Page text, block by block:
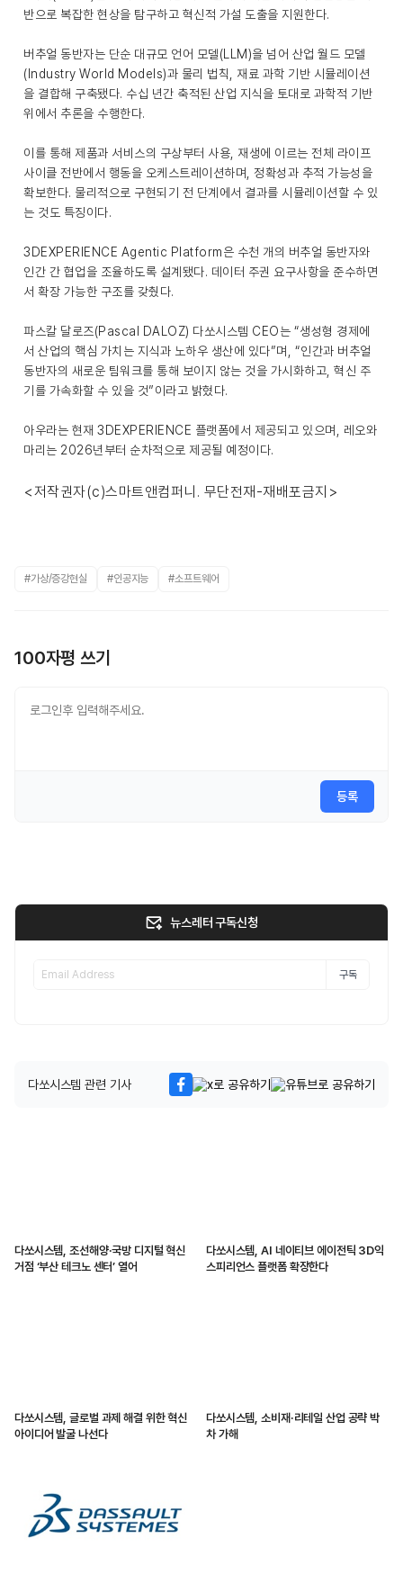
반으로 복잡한 현상을 탐구하고 혁신적 가설 도출을 지원한다.
버추얼 동반자는 단순 대규모 언어 모델(LLM)을 넘어 산업 월드 모델
(Industry World Models)과 물리 법칙, 재료 과학 기반 시뮬레이션
을 결합해 구축됐다. 수십 년간 축적된 산업 지식을 토대로 과학적 기반
위에서 추론을 수행한다.
이를 통해 제품과 서비스의 구상부터 사용, 재생에 이르는 전체 라이프
사이클 전반에서 행동을 오케스트레이션하며, 정확성과 추적 가능성을
확보한다. 물리적으로 구현되기 전 단계에서 결과를 시뮬레이션할 수 있
는 것도 특징이다.
3DEXPERIENCE Agentic Platform은 수천 개의 버추얼 동반자와
인간 간 협업을 조율하도록 설계됐다. 데이터 주권 요구사항을 준수하면
서 확장 가능한 구조를 갖췄다.
파스칼 달로즈(Pascal DALOZ) 다쏘시스템 CEO는 “생성형 경제에
서 산업의 핵심 가치는 지식과 노하우 생산에 있다”며, “인간과 버추얼
동반자의 새로운 팀워크를 통해 보이지 않는 것을 가시화하고, 혁신 주
기를 가속화할 수 있을 것”이라고 밝혔다.
아우라는 현재 3DEXPERIENCE 플랫폼에서 제공되고 있으며, 레오와
마리는 2026년부터 순차적으로 제공될 예정이다.
<저작권자(c)스마트앤컴퍼니. 무단전재-재배포금지>
#가상/증강현실 #인공지능 #소프트웨어
100자평 쓰기
등록
뉴스레터 구독신청
구독
다쏘시스템 관련 기사
다쏘시스템, 조선해양·국방 디지털 혁신
거점 ‘부산 테크노 센터’ 열어
다쏘시스템, AI 네이티브 에이전틱 3D익
스피리언스 플랫폼 확장한다
다쏘시스템, 글로벌 과제 해결 위한 혁신
아이디어 발굴 나선다
다쏘시스템, 소비재·리테일 산업 공략 박
차 가해